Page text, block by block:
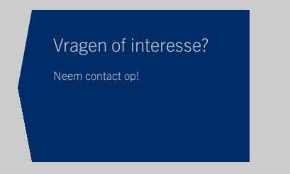
Vragen of interesse?
Neem contact op!